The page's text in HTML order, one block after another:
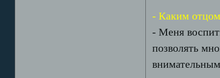
- Каким
- Меня
позволять